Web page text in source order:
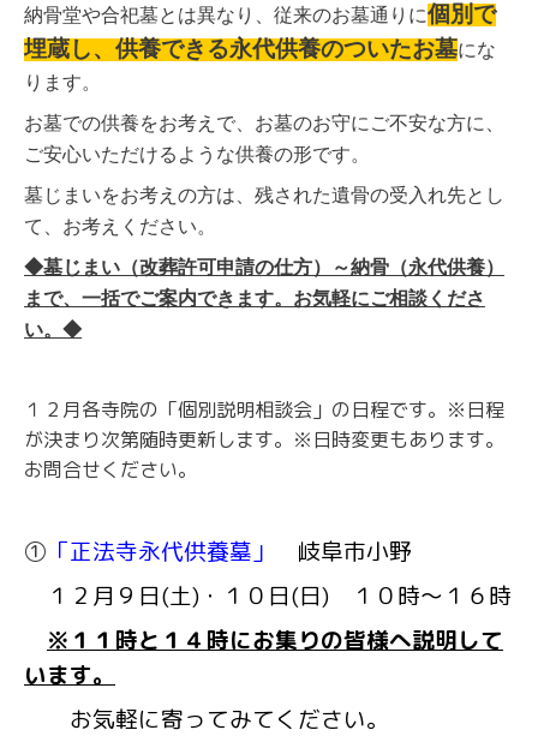
納骨堂や合祀墓とは異なり、従来のお墓通りに個別で
埋蔵し、供養できる永代供養のついたお墓にな
ります。
お墓での供養をお考えで、お墓のお守にご不安な方に、
ご安心いただけるような供養の形です。
墓じまいをお考えの方は、残された遺骨の受入れ先とし
て、お考えください。
◆墓じまい（改葬許可申請の仕方）～納骨（永代供養）
まで、一括でご案内できます。お気軽にご相談くださ
い。◆
１２月各寺院の「個別説明相談会」の日程です。※日程
が決まり次第随時更新します。※日時変更もあります。
お問合せください。
① 「正法寺永代供養墓」
岐阜市小野
１２月９日(土)・１０日(日) １０時～１６時
※１１時と１４時にお集りの皆様へ説明して
います。
お気軽に寄ってみてください。